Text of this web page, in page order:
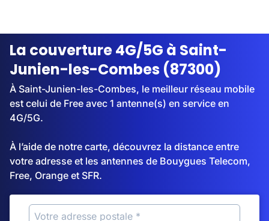
Streaming
La couverture 4G/5G à Saint-
Junien-les-Combes (87300)
À Saint-Junien-les-Combes, le meilleur réseau mobile
est celui de Free avec 1 antenne(s) en service en
4G/5G.
À l’aide de notre carte, découvrez la distance entre
votre adresse et les antennes de Bouygues Telecom,
Free, Orange et SFR.